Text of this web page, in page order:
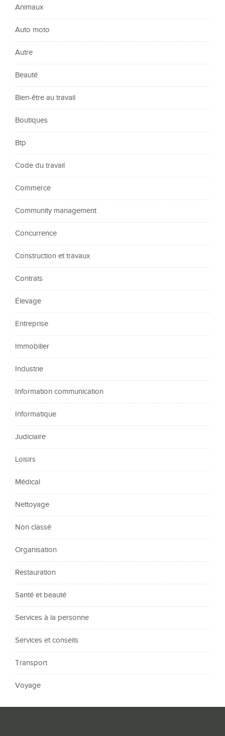
Animaux
Auto moto
Autre
Beauté
Bien-être au travail
Boutiques
Btp
Code du travail
Commerce
Community management
Concurrence
Construction et travaux
Contrats
Élevage
Entreprise
Immobilier
Industrie
Information communication
Informatique
Judiciaire
Loisirs
Médical
Nettoyage
Non classé
Organisation
Restauration
Santé et beauté
Services à la personne
Services et conseils
Transport
Voyage